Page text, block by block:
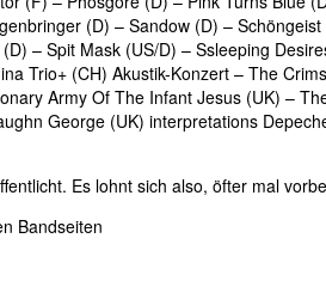
(D) – Sandow (D) –
– Spit Mask (US/D) – Ssleeping
Trio+ (CH) Akustik-Konzert – The
Army Of The Infant Jesus (UK) –
George (UK) interpretations
Es lohnt sich also, öfter mal
Bandseiten